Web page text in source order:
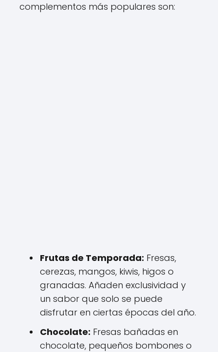
complementos más populares son:
Frutas de Temporada: Fresas,
cerezas, mangos, kiwis, higos o
granadas. Añaden exclusividad y
un sabor que solo se puede
disfrutar en ciertas épocas del año.
Chocolate: Fresas bañadas en
chocolate, pequeños bombones o